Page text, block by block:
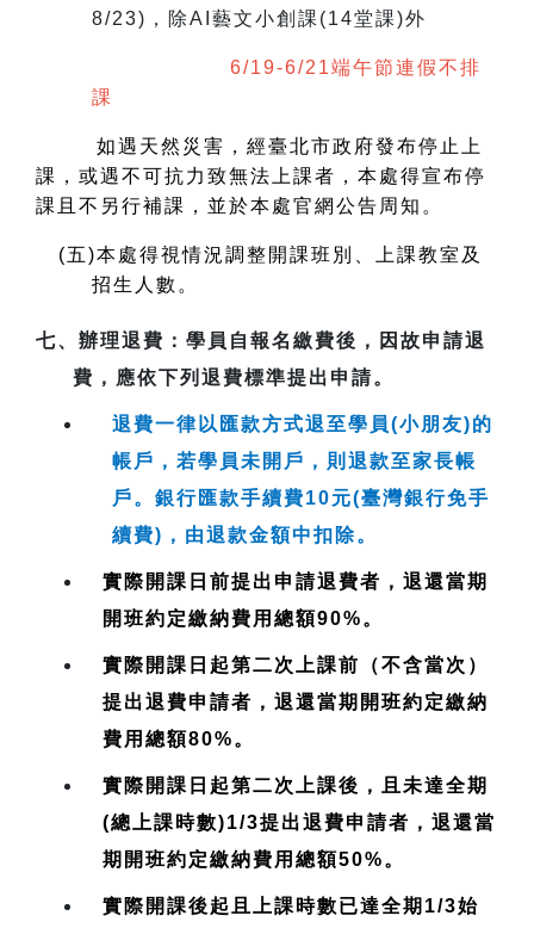
8/23)，除AI藝文小創課(14堂課)外
6/19-6/21端午節連假不排
課
如遇天然災害，經臺北市政府發布停止上
課，或遇不可抗力致無法上課者，本處得宣布停
課且不另行補課，並於本處官網公告周知。
(五)本處得視情況調整開課班別、上課教室及
招生人數。
七、 辦理退費 ：學員自報名繳費後，因故申請退
費，應依下列退費標準提出申請。
退費一律以匯款方式退至學員(小朋友)的
帳戶，若學員未開戶，則退款至家長帳
戶。銀行匯款手續費10元(臺灣銀行免手
續費)，由退款金額中扣除。
實際開課日前提出申請退費者，退還當期
開班約定繳納費用總額90%。
實際開課日起第二次上課前（不含當次）
提出退費申請者，退還當期開班約定繳納
費用總額80%。
實際開課日起第二次上課後，且未達全期
(總上課時數)1/3提出退費申請者，退還當
期開班約定繳納費用總額50%。
實際開課後起且上課時數已達全期1/3始